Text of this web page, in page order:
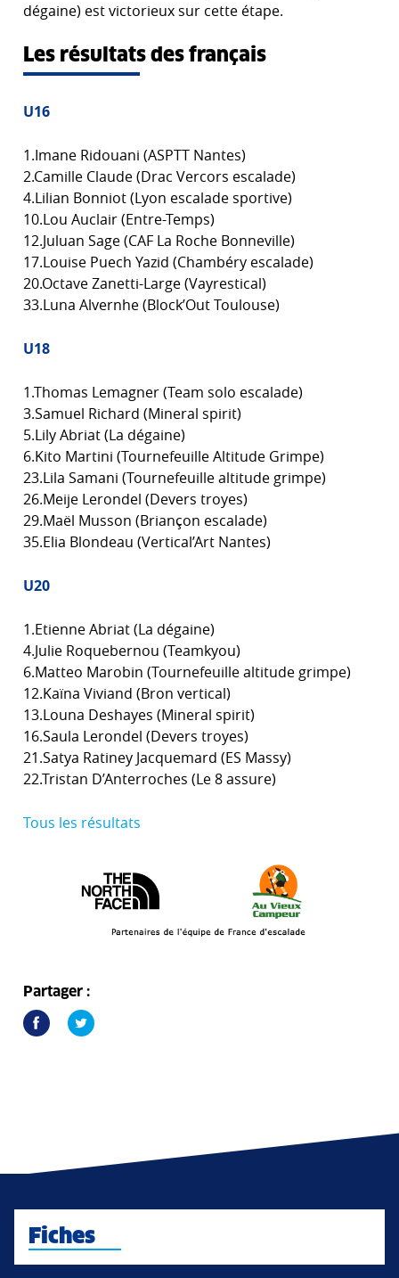
dégaine) est victorieux sur cette étape.
Les résultats des français
U16
1.Imane Ridouani (ASPTT Nantes)
2.Camille Claude (Drac Vercors escalade)
4.Lilian Bonniot (Lyon escalade sportive)
10.Lou Auclair (Entre-Temps)
12.Juluan Sage (CAF La Roche Bonneville)
17.Louise Puech Yazid (Chambéry escalade)
20.Octave Zanetti-Large (Vayrestical)
33.Luna Alvernhe (Block’Out Toulouse)
U18
1.Thomas Lemagner (Team solo escalade)
3.Samuel Richard (Mineral spirit)
5.Lily Abriat (La dégaine)
6.Kito Martini (Tournefeuille Altitude Grimpe)
23.Lila Samani (Tournefeuille altitude grimpe)
26.Meije Lerondel (Devers troyes)
29.Maël Musson (Briançon escalade)
35.Elia Blondeau (Vertical’Art Nantes)
U20
1.Etienne Abriat (La dégaine)
4.Julie Roquebernou (Teamkyou)
6.Matteo Marobin (Tournefeuille altitude grimpe)
12.Kaïna Viviand (Bron vertical)
13.Louna Deshayes (Mineral spirit)
16.Saula Lerondel (Devers troyes)
21.Satya Ratiney Jacquemard (ES Massy)
22.Tristan D’Anterroches (Le 8 assure)
Tous les résultats
Partager :
Fiches